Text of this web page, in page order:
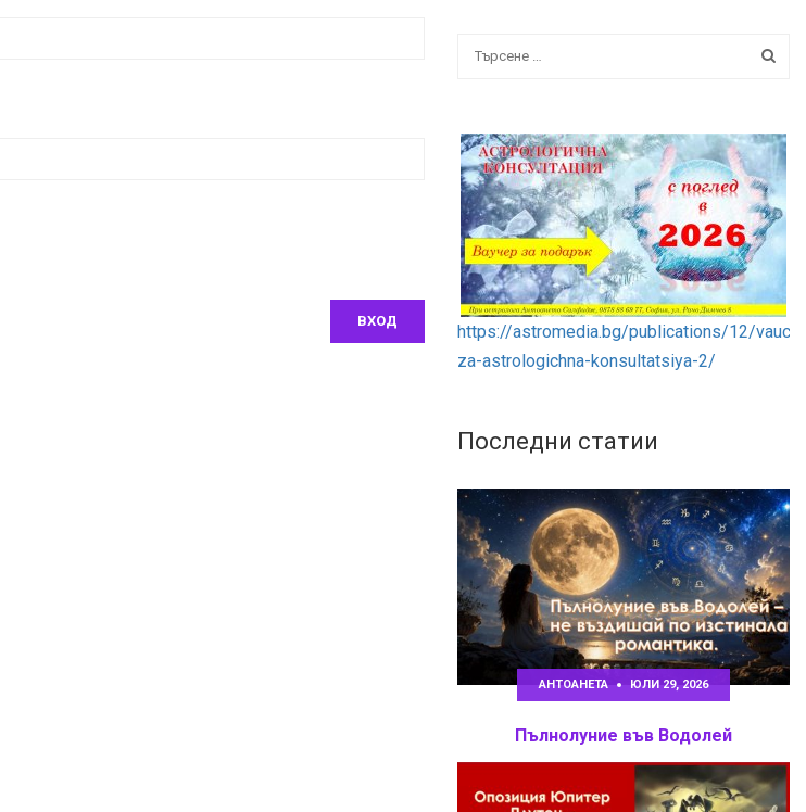
https://astromedia.bg/publications/12/
za-astrologichna-konsultatsiya-2/
Последни статии
АНТОАНЕТА ЮЛИ 29, 2026
Пълнолуние във Водолей